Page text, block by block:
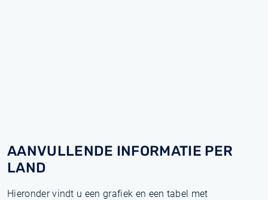
AANVULLENDE INFORMATIE PER
LAND
Hieronder vindt u een grafiek en een tabel met